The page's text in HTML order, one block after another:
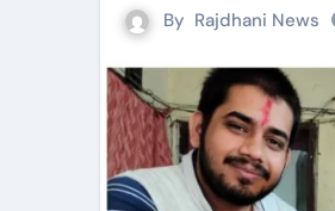
By Rajdhani News